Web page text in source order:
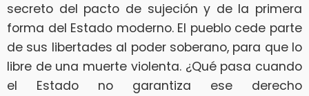
secreto del pacto de sujeción y de la primera
forma del Estado moderno. El pueblo cede parte
de sus libertades al poder soberano, para que lo
libre de una muerte violenta. ¿Qué pasa cuando
el Estado no garantiza ese derecho